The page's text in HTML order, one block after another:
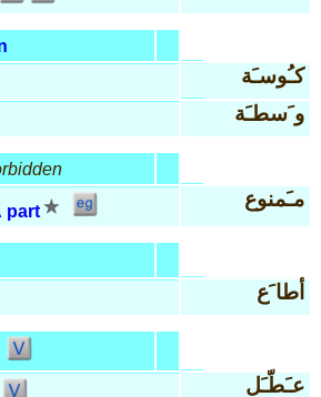
كـُوسـَة
و َسطـَة
part
مـَمنوع
أطا َع
عـَطّـَل